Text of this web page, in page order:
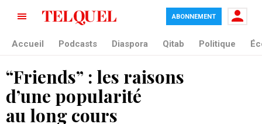
ABONNEMENT
Accueil Podcasts Diaspora Qitab Politique
“Friends” : les raisons
d’une popularité
au long cours